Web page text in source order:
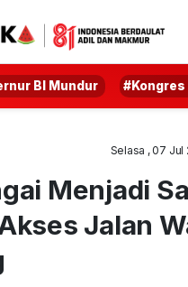
BI Mundur #Kongres
Selasa , 07 Jul
Menjadi
Jalan